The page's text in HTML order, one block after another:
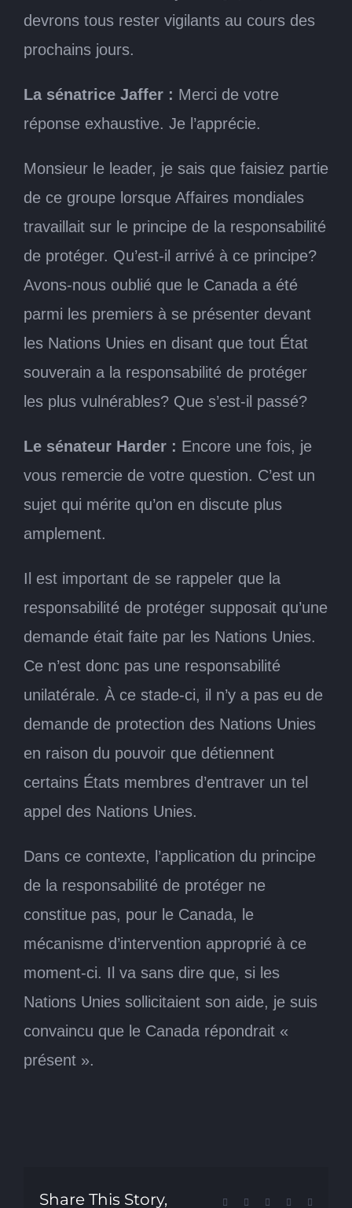
devrons tous rester vigilants au cours des
prochains jours.
La sénatrice Jaffer : Merci de votre
réponse exhaustive. Je l’apprécie.
Monsieur le leader, je sais que faisiez partie
de ce groupe lorsque Affaires mondiales
travaillait sur le principe de la responsabilité
de protéger. Qu’est-il arrivé à ce principe?
Avons-nous oublié que le Canada a été
parmi les premiers à se présenter devant
les Nations Unies en disant que tout État
souverain a la responsabilité de protéger
les plus vulnérables? Que s’est-il passé?
Le sénateur Harder : Encore une fois, je
vous remercie de votre question. C’est un
sujet qui mérite qu’on en discute plus
amplement.
Il est important de se rappeler que la
responsabilité de protéger supposait qu’une
demande était faite par les Nations Unies.
Ce n’est donc pas une responsabilité
unilatérale. À ce stade-ci, il n’y a pas eu de
demande de protection des Nations Unies
en raison du pouvoir que détiennent
certains États membres d’entraver un tel
appel des Nations Unies.
Dans ce contexte, l’application du principe
de la responsabilité de protéger ne
constitue pas, pour le Canada, le
mécanisme d’intervention approprié à ce
moment-ci. Il va sans dire que, si les
Nations Unies sollicitaient son aide, je suis
convaincu que le Canada répondrait «
présent ».
Share This Story, Facebook Reddit LinkedIn